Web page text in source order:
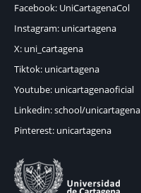
Facebook: UniCartagenaCol
Instagram: unicartagena
X: uni_cartagena
Tiktok: unicartagena
Youtube: unicartagenaoficial
Linkedin: school/unicartagena
Pinterest: unicartagena